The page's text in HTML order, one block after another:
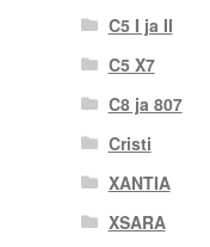
C5 I ja II
C5 X7
C8 ja 807
Cristi
XANTIA
XSARA